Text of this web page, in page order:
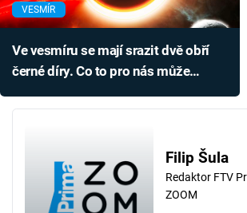
VESMÍR
Ve vesmíru se mají srazit dvě obří
černé díry. Co to pro nás může
Filip Šula
Redaktor FTV
ZOOM